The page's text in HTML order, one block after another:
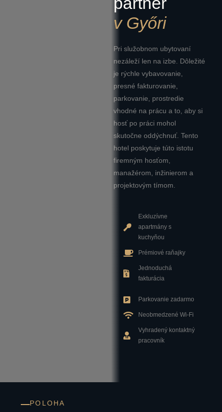
v Győri
Pri služobnom ubytovaní
nezáleží len na izbe. Dôležité
je rýchle vybavovanie,
presné fakturovanie,
parkovanie, prostredie
vhodné na prácu a to, aby si
hosť po práci mohol
skutočne oddýchnuť. Tento
hotel poskytuje túto istotu
firemným hosťom,
manažérom, inžinierom a
projektovým tímom.
Exkluzívne
apartmány s
kuchyňou
Prémiové raňajky
Jednoduchá
fakturácia
Parkovanie zadarmo
Neobmedzené Wi-Fi
Vyhradený kontaktný
pracovník
POLOHA